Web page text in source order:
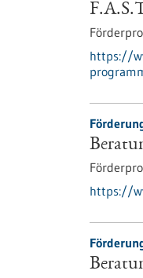
https://
https://